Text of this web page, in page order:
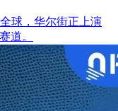
球，华尔街正上演
道。